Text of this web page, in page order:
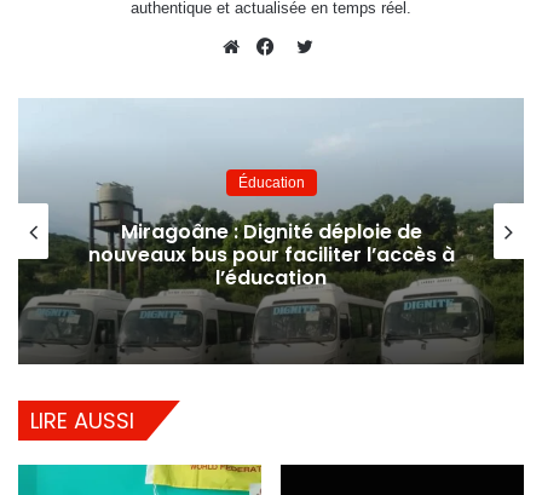
authentique et actualisée en temps réel.
Éducation
Miragoâne : Dignité déploie de
nouveaux bus pour faciliter l’accès à
l’éducation
LIRE AUSSI